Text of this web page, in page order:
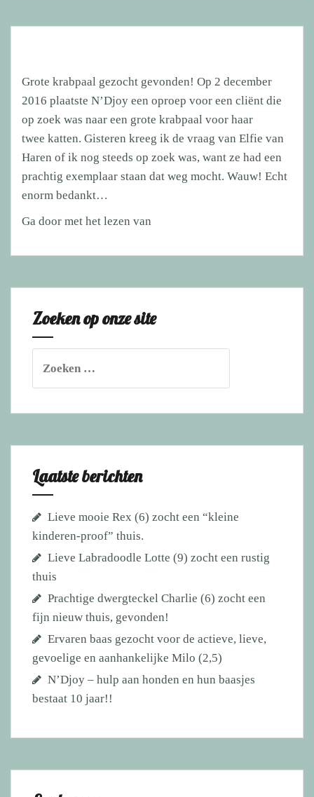
Grote krabpaal gezocht gevonden! Op 2 december
2016 plaatste N’Djoy een oproep voor een cliënt die
op zoek was naar een grote krabpaal voor haar
twee katten. Gisteren kreeg ik de vraag van Elfie van
Haren​ of ik nog steeds op zoek was, want ze had een
prachtig exemplaar staan dat weg mocht. Wauw! Echt
enorm bedankt…
Ga door met het lezen van
gevonden!
Zoeken op onze site
naar:
Laatste berichten
Lieve mooie Rex (6) zocht een “kleine
kinderen-proof” thuis.
Lieve Labradoodle Lotte (9) zocht een rustig
thuis
Prachtige dwergteckel Charlie (6) zocht een
fijn nieuw thuis, gevonden!
Ervaren baas gezocht voor de actieve, lieve,
gevoelige en aanhankelijke Milo (2,5)
N’Djoy – hulp aan honden en hun baasjes
bestaat 10 jaar!!